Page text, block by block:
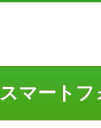
スマート